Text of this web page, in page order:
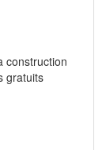
construction
gratuits